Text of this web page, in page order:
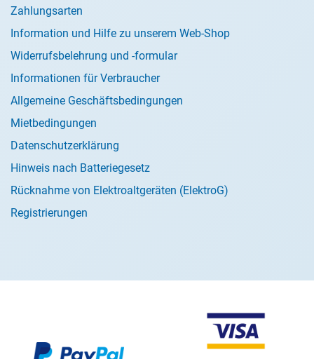
Zahlungsarten
Information und Hilfe zu unserem Web-Shop
Widerrufsbelehrung und -formular
Informationen für Verbraucher
Allgemeine Geschäftsbedingungen
Mietbedingungen
Datenschutzerklärung
Hinweis nach Batteriegesetz
Rücknahme von Elektroaltgeräten (ElektroG)
Registrierungen